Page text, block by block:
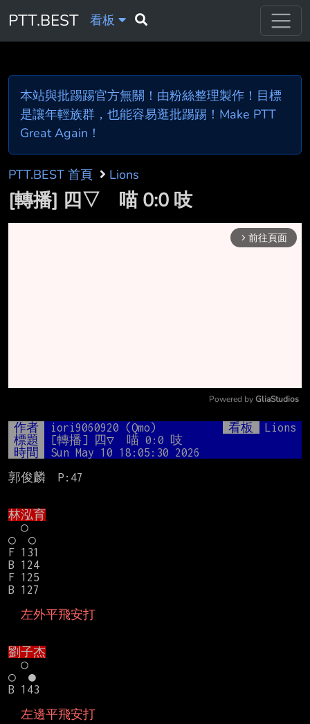
PTT.BEST 看板
本站與批踢踢官方無關！由粉絲整理製作！目標
是讓年輕族群，也能容易逛批踢踢！Make PTT
Great Again！
PTT.BEST 首頁 Lions
[轉播] 四▽ 喵 0:0 吱
arrow_forward_ios 前往頁面
Mute
Powered by GliaStudios
作者 iori9060920 (Qmo) 看板
Lions
標題
[轉播] 四▽　喵 0:0 吱
時間
Sun May 10 18:05:30 2026
郭俊麟  P:47
林泓育
○
○　○
F 131
B 124
F 125
B 127
  左外平飛安打
劉子杰
○
○　●
B 143
  左邊平飛安打